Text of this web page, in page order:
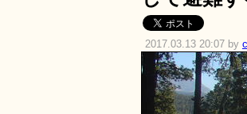
2017.03.13 20:07 by